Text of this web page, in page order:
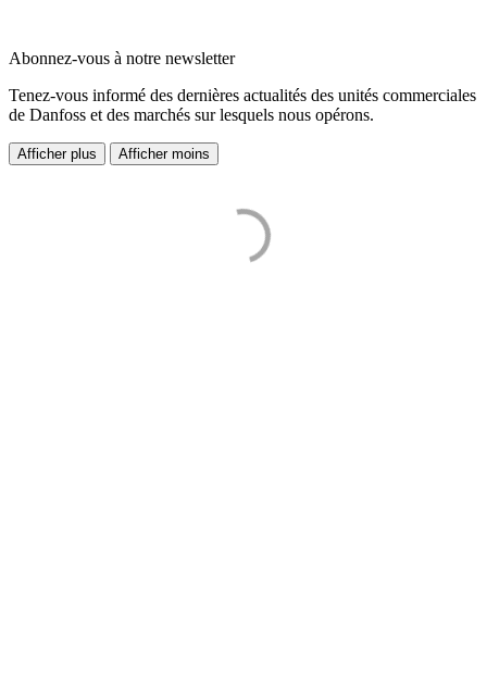
Abonnez-vous à notre newsletter
Tenez-vous informé des dernières actualités des unités commerciales
de Danfoss et des marchés sur lesquels nous opérons.
Afficher plus Afficher moins